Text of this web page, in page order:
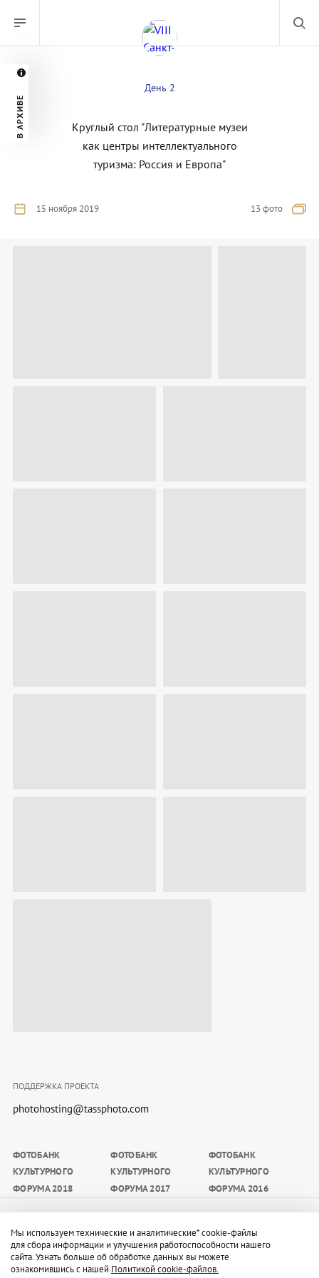
В АРХИВЕ
Мы используем технические и аналитические* cookie-файлы
для сбора информации и улучшения работоспособности нашего
сайта. Узнать больше об обработке данных вы можете
ознакомившись с нашей Политикой cookie-файлов.
День 2
Круглый стол "Литературные музеи
как центры интеллектуального
туризма: Россия и Европа"
15 ноября 2019 13 фото
участникам мероприятия, а также средствам массовой
информации в целях освещения мероприятия
(редакционных целях) в период его проведения с
ПОДДЕРЖКА ПРОЕКТА
photohosting@tassphoto.com
ФОТОБАНК
КУЛЬТУРНОГО
ФОРУМА 2018
ФОТОБАНК
КУЛЬТУРНОГО
ФОРУМА 2017
ФОТОБАНК
КУЛЬТУРНОГО
ФОРУМА 2016